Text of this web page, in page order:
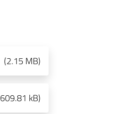
(2.15 MB)
609.81 kB)